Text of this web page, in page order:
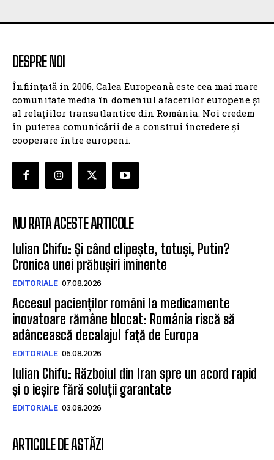
DESPRE NOI
Înființată în 2006, Calea Europeană este cea mai mare
comunitate media în domeniul afacerilor europene și
al relațiilor transatlantice din România. Noi credem
în puterea comunicării de a construi încredere și
cooperare între europeni.
NU RATA ACESTE ARTICOLE
Iulian Chifu: Și când clipește, totuși, Putin?
Cronica unei prăbușiri iminente
EDITORIALE 07.08.2026
Accesul pacienților români la medicamente
inovatoare rămâne blocat: România riscă să
adâncească decalajul față de Europa
EDITORIALE 05.08.2026
Iulian Chifu: Războiul din Iran spre un acord rapid
și o ieșire fără soluții garantate
EDITORIALE 03.08.2026
ARTICOLE DE ASTĂZI